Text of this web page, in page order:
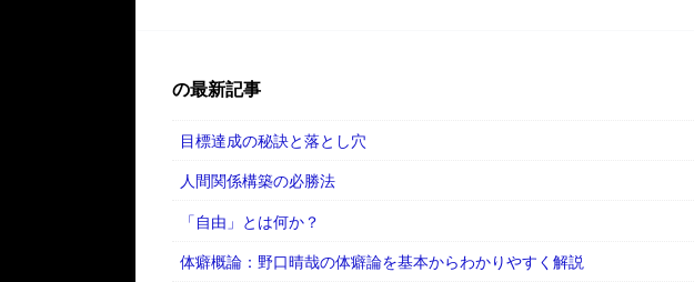
の最新記事
目標達成の秘訣と落とし穴
人間関係構築の必勝法
「自由」とは何か？
体癖概論：野口晴哉の体癖論を基本からわかりやすく解説